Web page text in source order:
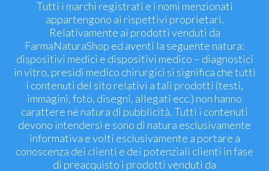
Tutti i marchi registrati e i nomi menzionati
appartengono ai rispettivi proprietari.
Relativamente ai prodotti venduti da
FarmaNaturaShop ed aventi la seguente natura:
dispositivi medici e dispositivi medico – diagnostici
in vitro, presidi medico chirurgici si significa che tutti
i contenuti del sito relativi a tali prodotti (testi,
immagini, foto, disegni, allegati ecc.) non hanno
carattere né natura di pubblicità. Tutti i contenuti
devono intendersi e sono di natura esclusivamente
informativa e volti esclusivamente a portare a
conoscenza dei clienti e dei potenziali clienti in fase
di preacquisto i prodotti venduti da